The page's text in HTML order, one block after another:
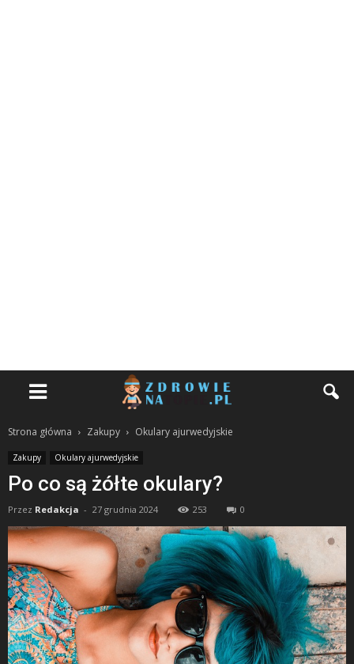
Strona główna Zakupy Okulary ajurwedyjskie
Zakupy Okulary ajurwedyjskie
Po co są żółte okulary?
Przez Redakcja - 27 grudnia 2024 253 0